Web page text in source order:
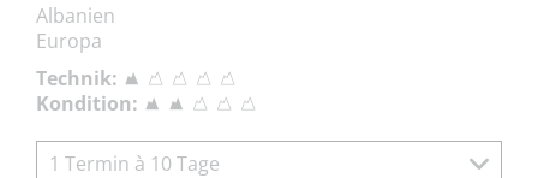
Albanien
Europa
Technik:
Kondition:
1 Termin à 10 Tage